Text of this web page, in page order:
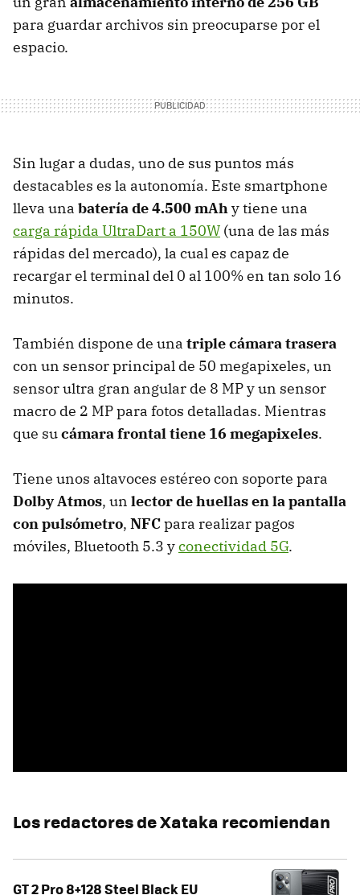
para guardar archivos sin preocuparse por el
espacio.
Sin lugar a dudas, uno de sus puntos más
destacables es la autonomía. Este smartphone
lleva una batería de 4.500 mAhy tiene una
carga rápida UltraDart a 150W (una de las más
rápidas del mercado), la cual es capaz de
recargar el terminal del 0 al 100% en tan solo 16
minutos.
También dispone de una triple cámara trasera
con un sensor principal de 50 megapixeles, un
sensor ultra gran angular de 8 MP y un sensor
macro de 2 MP para fotos detalladas. Mientras
que sucámara frontal tiene 16 megapixeles.
Tiene unos altavoces estéreo con soporte para
Dolby Atmos, un lector de huellas en la pantalla
con pulsómetro, NFCpara realizar pagos
móviles, Bluetooth 5.3 yconectividad 5G.
Los redactores de Xataka recomiendan
GT 2 Pro 8+128 Steel Black EU